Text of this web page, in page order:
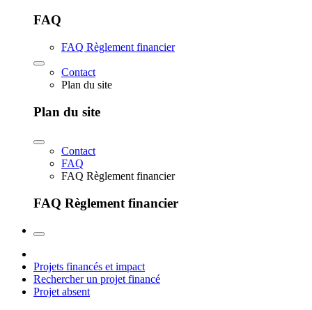
FAQ
FAQ Règlement financier
Contact
Plan du site
Plan du site
Contact
FAQ
FAQ Règlement financier
FAQ Règlement financier
Projets financés et impact
Rechercher un projet financé
Projet absent